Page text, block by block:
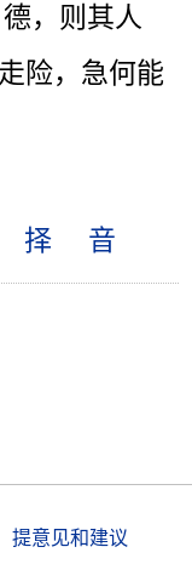
，则其人
险，急何能
择 音
意见和建议